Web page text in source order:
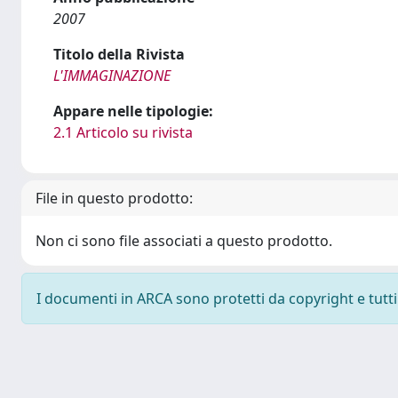
2007
Titolo della Rivista
L'IMMAGINAZIONE
Appare nelle tipologie:
2.1 Articolo su rivista
File in questo prodotto:
Non ci sono file associati a questo prodotto.
I documenti in ARCA sono protetti da copyright e